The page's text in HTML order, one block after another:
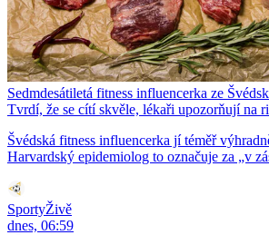
Sedmdesátiletá fitness influencerka ze
Tvrdí, že se cítí skvěle, lékaři upozorňují na
Švédská fitness influencerka jí téměř
Harvardský epidemiolog to označuje za „v
SportyŽivě
dnes, 06:59